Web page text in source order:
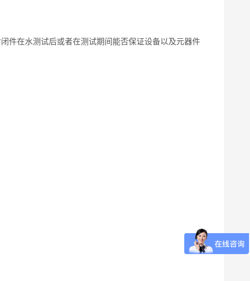
件在水测试后或者在测试期间能否保证设备以及元器件